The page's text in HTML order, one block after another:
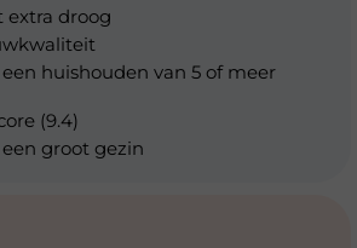
extra droog
huishouden van 5 of meer
(9.4)
groot gezin